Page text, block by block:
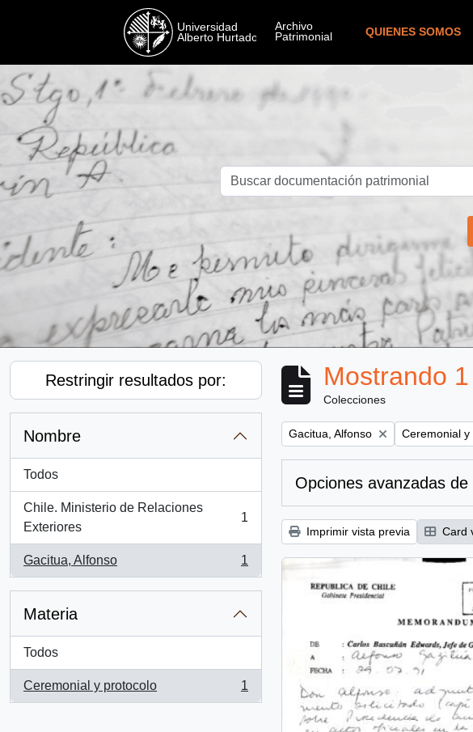
QUIENES SOMOS
Restringir resultados por:
Nombre
Todos
Chile. Ministerio de Relaciones
Exteriores
, 1 resultados
1
Gacitua, Alfonso
, 1 resultados
1
Materia
Todos
Ceremonial y protocolo
, 1 resultados
1
Mostrando
Colecciones
Remove filter:
Gacitua, Alfonso Remove filter:
Ceremonial y
Opciones avanzadas de
Imprimir vista previa Card